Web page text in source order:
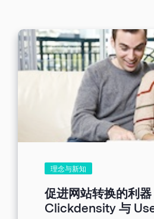
理念与新知
促进网站转换的利器
Clickdensity 与